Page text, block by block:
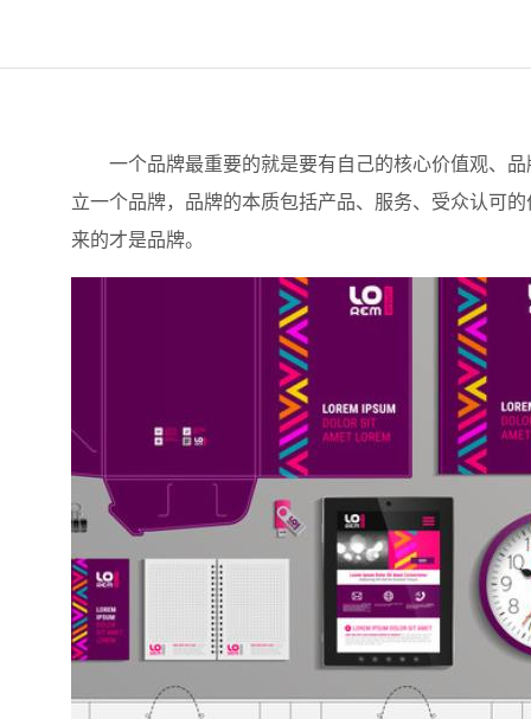
一个品牌最重要的就是要有自己的核心价值观、品
立一个品牌，品牌的本质包括产品、服务、受众认可
来的才是品牌。